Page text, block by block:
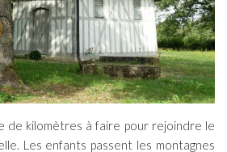
de kilomètres à faire pour rejoindre le
Les enfants passent les montagnes